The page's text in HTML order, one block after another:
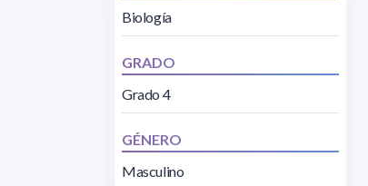
Biología
GRADO
Grado 4
GÉNERO
Masculino